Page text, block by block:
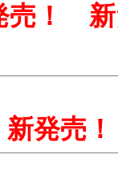
！ 新
発売！